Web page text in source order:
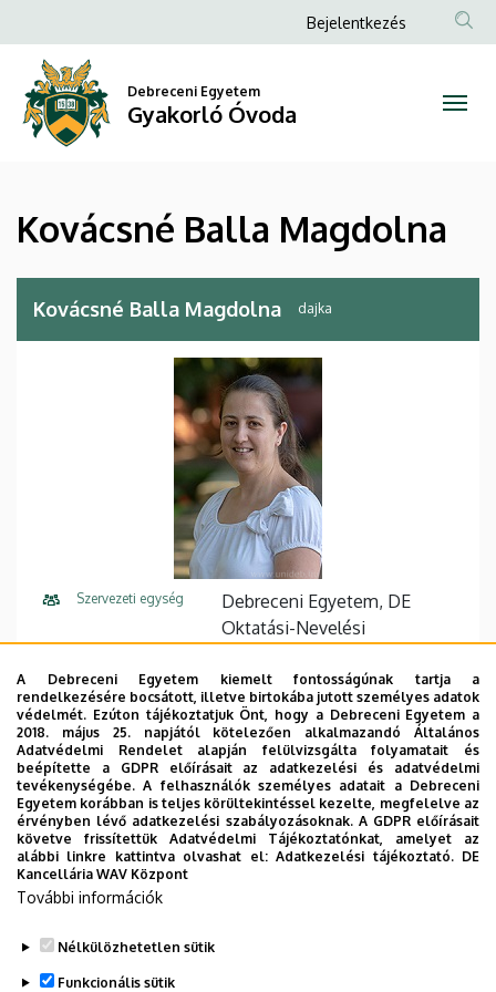
Balla
Magdolna
Gyakorló
Óvoda
a
tartalomra
Anonim
Bejelentkezés
Debreceni Egyetem
Gyakorló Óvoda
Kovácsné Balla Magdolna
Kovácsné Balla Magdolna dajka
Szervezeti egység
Debreceni Egyetem, DE
Oktatási-Nevelési
Óvodája
Központi telefonszám +36 52 512 900 25020
E-mail cím
kovacsne.magdolna@ped.uni
deb.hu
Cím
4220 Hajdúböszörmény,
Désány István utca 1-9.
Épület
Emelet, ajtó
A Debreceni Egyetem kiemelt fontosságúnak tartja a
rendelkezésére bocsátott, illetve birtokába jutott személyes adatok
védelmét. Ezúton tájékoztatjuk Önt, hogy a Debreceni Egyetem a
2018. május 25. napjától kötelezően alkalmazandó Általános
Adatvédelmi Rendelet alapján felülvizsgálta folyamatait és
beépítette a GDPR előírásait az adatkezelési és adatvédelmi
tevékenységébe. A felhasználók személyes adatait a Debreceni
Egyetem korábban is teljes körültekintéssel kezelte, megfelelve az
érvényben lévő adatkezelési szabályozásoknak. A GDPR előírásait
követve frissítettük Adatvédelmi Tájékoztatónkat, amelyet az
alábbi linkre kattintva olvashat el:Adatkezelési tájékoztató. DE
Kancellária WAV Központ
További információk
Nélkülözhetetlen sütik
Funkcionális sütik